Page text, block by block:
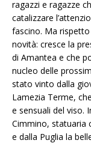
ragazzi e ragazze
catalizzare
fascino. Ma rispetto
novità: cresce la
di Amantea e che
nucleo delle
stato vinto dalla
Lamezia Terme,
e sensuali del viso.
Cimmino, statuaria
e dalla Puglia la